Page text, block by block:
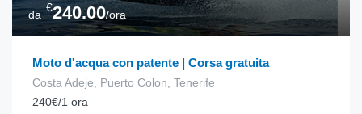
da
€240.00/ora
Moto d'acqua con patente | Corsa gratuita
Costa Adeje, Puerto Colon, Tenerife
240€/1 ora